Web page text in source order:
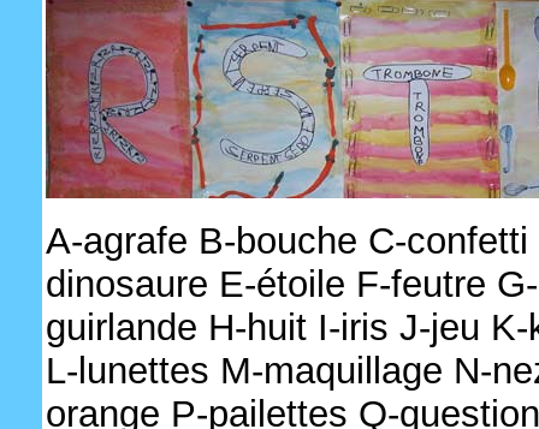
A-agrafe B-bouche C-confetti
dinosaure E-étoile F-feutre G-
guirlande H-huit I-iris J-jeu K-
L-lunettes M-maquillage N-
orange P-pailettes Q-